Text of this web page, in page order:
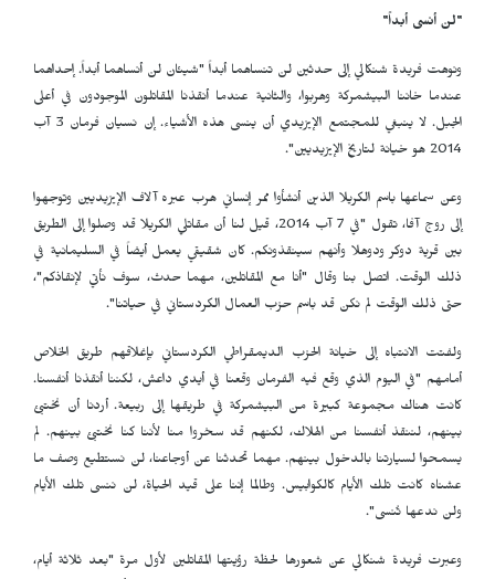
"لن أنسى أبداً"
ونوهت فريدة شنكالي إلى حدثين لن تنساهما أبداً "شيئان لن أنساهما أبداً. إحداهما
عندما خاننا البيشمركة وهربوا، والثانية عندما أنقذنا المقاتلون الموجودون في أعلى
الجبل. لا ينبغي للمجتمع الإيزيدي أن ينسى هذه الأشياء. إن نسيان فرمان 3 آب
2014 هو خيانة لتاريخ الإيزيديين".
وعن سماعها باسم الكريلا الذين أنشأوا ممر إنساني هرب عبره آلاف الإيزيديين وتوجهوا
إلى روج آفا، تقول "في 7 آب 2014، قيل لنا أن مقاتلي الكريلا قد وصلوا إلى الطريق
بين قرية دوكر ودوهلا وأنهم سينقذونكم. كان شقيقي يعمل أيضاً في السليمانية في
ذلك الوقت. اتصل بنا وقال "أنا مع المقاتلين، مهما حدث، سوف نأتي لإنقاذكم"،
حتى ذلك الوقت لم نكن قد باسم حزب العمال الكردستاني في حياتنا".
ولفتت الانتباه إلى خيانة الحزب الديمقراطي الكردستاني بإغلاقهم طريق الخلاص
أمامهم "في اليوم الذي وقع فيه الفرمان وقعنا في أيدي داعش، لكننا أنقذنا أنفسنا.
كانت هناك مجموعة كبيرة من البيشمركة في طريقها إلى ربيعة. أردنا أن نختبئ
بينهم، لننقذ أنفسنا من الهلاك، لكنهم قد سخروا منا لأننا كنا نختبئ بينهم. لم
يسمحوا لسيارتنا بالدخول بينهم. مهما تحدثنا عن أوجاعنا، لن نستطيع وصف ما
عشناه كانت تلك الأيام كالكوابيس. وطالما إننا على قيد الحياة، لن ننسى تلك الأيام
ولن ندعها تُنسى".
وعبرت فريدة شنكالي عن شعورها لحظة رؤيتها المقاتلين لأول مرة "بعد ثلاثة أيام،